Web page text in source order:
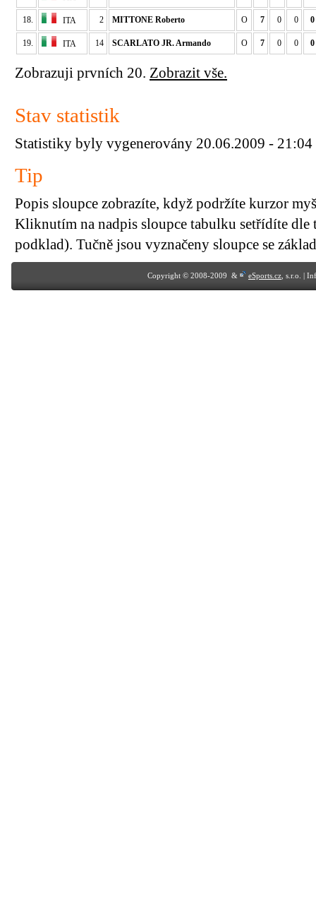
18. ITA 2 MITTONE Roberto O 7 0 0 0
19. ITA 14 SCARLATO JR. Armando O 7 0 0 0
Zobrazuji prvních 20. Zobrazit vše.
Stav statistik
Statistiky byly vygenerovány 20.06.2009 - 21:04
Tip
Popis sloupce zobrazíte, když podržíte kurzor
Kliknutím na nadpis sloupce tabulku setřídíte dle
podklad). Tučně jsou vyznačeny sloupce se
Copyright © 2008-2009 & eSports.cz , s.r.o. |